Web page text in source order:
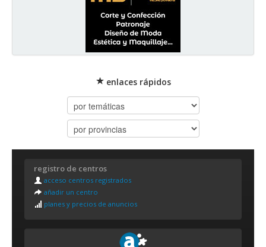
enlaces rápidos
registro de centros
acceso centros registrados
añadir un centro
planes y precios de anuncios